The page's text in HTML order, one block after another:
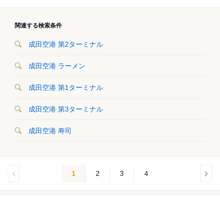
関連する検索条件
成田空港 第2ターミナル
成田空港 ラーメン
成田空港 第1ターミナル
成田空港 第3ターミナル
成田空港 寿司
1 2 3 4